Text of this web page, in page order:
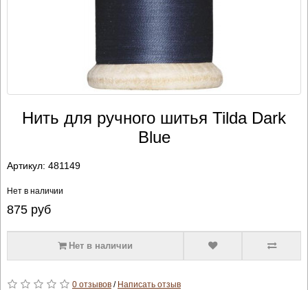
Нить для ручного шитья Tilda Dark
Blue
Артикул: 481149
Нет в наличии
875руб
Нет в наличии
0 отзывов/ Написать отзыв